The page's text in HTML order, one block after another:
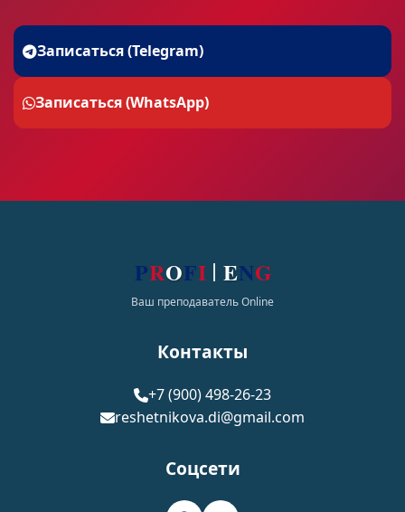
Записаться (Telegram)
Записаться (WhatsApp)
PROFI ENG
Ваш преподаватель Online
Контакты
+7 (900) 498-26-23
reshetnikova.di@gmail.com
Соцсети